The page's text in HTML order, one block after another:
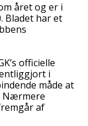
året og er i
Bladet har et
officielle
i
måde at
Nærmere
af